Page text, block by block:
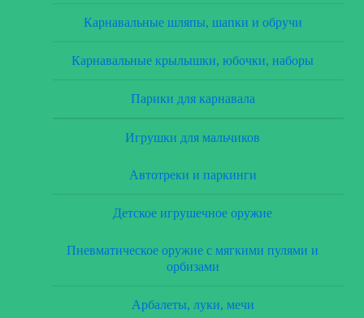
Карнавальные шляпы, шапки и обручи
Карнавальные крылышки, юбочки, наборы
Парики для карнавала
Игрушки для мальчиков
Автотреки и паркинги
Детское игрушечное оружие
Пневматическое оружие с мягкими пулями и
орбизами
Арбалеты, луки, мечи